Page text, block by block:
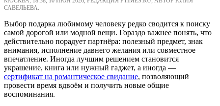
САВЕЛЬЕВА.
Выбор подарка любимому человеку редко сводится к поиску
самой дорогой или модной вещи. Гораздо важнее понять, что
действительно порадует партнёра: полезный предмет, знак
внимания, исполнение давнего желания или совместное
впечатление. Иногда лучшим решением становится
украшение, книга или нужный гаджет, а иногда —
сертификат на романтическое свидание, позволяющий
провести время вдвоём и получить новые общие
воспоминания.